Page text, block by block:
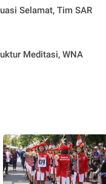
Selamat, Tim SAR
Meditasi, WNA